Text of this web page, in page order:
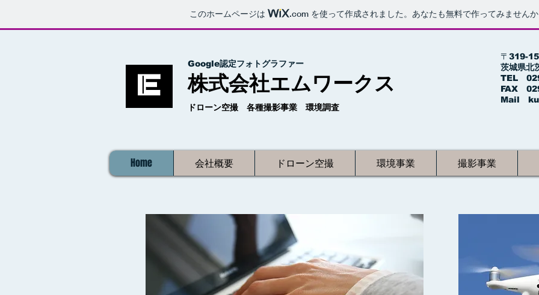
このホームページは .com を使って作成されました。あなたも無料で作ってみません
Google認定フォトグラファー
​株式会社エムワークス
​ドローン空撮 各種撮影事業 環境調査
〒319-
茨城県北
TEL
FAX
​Mail
Home 会社概要 ドローン空撮 環境事業 撮影事業